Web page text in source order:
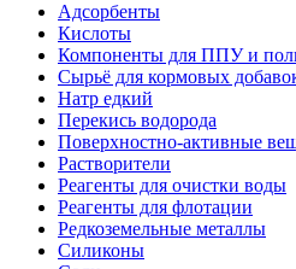
Адсорбенты
Кислоты
Компоненты для ППУ и
Сырьё для кормовых
Натр едкий
Перекись водорода
Поверхностно-активные
Растворители
Реагенты для очистки воды
Реагенты для флотации
Редкоземельные металлы
Силиконы